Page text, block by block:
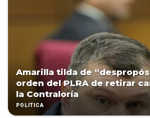
Amarilla tilda de
orden del PLRA de retirar
la Contraloría
POLÍTICA